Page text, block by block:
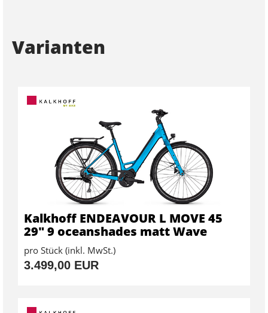
Varianten
Kalkhoff ENDEAVOUR L MOVE 45
29" 9 oceanshades matt Wave
pro Stück (inkl. MwSt.)
3.499,00 EUR